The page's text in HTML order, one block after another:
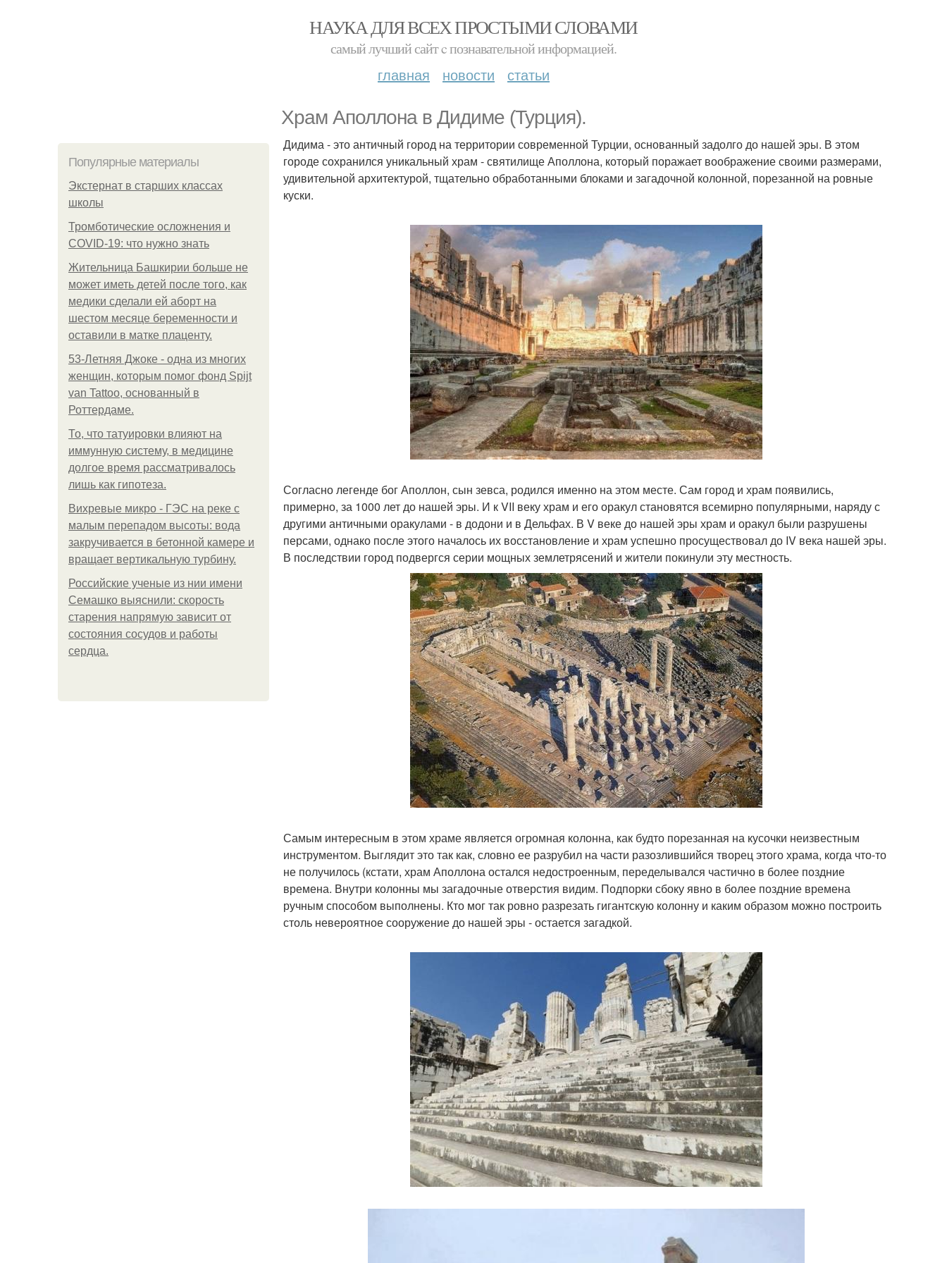
НАУКА ДЛЯ ВСЕХ ПРОСТЫМИ СЛОВАМИ
самый лучший сайт c познавательной информацией.
главная новости статьи
Храм Аполлона в Дидиме (Турция).
Популярные материалы
Экстернат в старших классах
школы
Тромботические осложнения и
COVID-19: что нужно знать
Жительница Башкирии больше не
может иметь детей после того, как
медики сделали ей аборт на
шестом месяце беременности и
оставили в матке плаценту.
53-Летняя Джоке - одна из многих
женщин, которым помог фонд Spijt
van Tattoo, основанный в
Роттердаме.
То, что татуировки влияют на
иммунную систему, в медицине
долгое время рассматривалось
лишь как гипотеза.
Вихревые микро - ГЭС на реке с
малым перепадом высоты: вода
закручивается в бетонной камере и
вращает вертикальную турбину.
Российские ученые из нии имени
Семашко выяснили: скорость
старения напрямую зависит от
состояния сосудов и работы
сердца.
Дидима - это античный город на территории современной Турции, основанный задолго до нашей эры. В этом
городе сохранился уникальный храм - святилище Аполлона, который поражает воображение своими размерами,
удивительной архитектурой, тщательно обработанными блоками и загадочной колонной, порезанной на ровные
куски.
Согласно легенде бог Аполлон, сын зевса, родился именно на этом месте. Сам город и храм появились,
примерно, за 1000 лет до нашей эры. И к VII веку храм и его оракул становятся всемирно популярными, наряду с
другими античными оракулами - в додони и в Дельфах. В V веке до нашей эры храм и оракул были разрушены
персами, однако после этого началось их восстановление и храм успешно просуществовал до IV века нашей эры.
В последствии город подвергся серии мощных землетрясений и жители покинули эту местность.
Самым интересным в этом храме является огромная колонна, как будто порезанная на кусочки неизвестным
инструментом. Выглядит это так как, словно ее разрубил на части разозлившийся творец этого храма, когда что-то
не получилось (кстати, храм Аполлона остался недостроенным, переделывался частично в более поздние
времена. Внутри колонны мы загадочные отверстия видим. Подпорки сбоку явно в более поздние времена
ручным способом выполнены. Кто мог так ровно разрезать гигантскую колонну и каким образом можно построить
столь невероятное сооружение до нашей эры - остается загадкой.